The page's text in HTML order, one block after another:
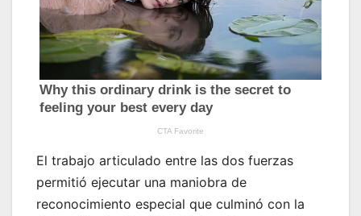
El trabajo articulado entre las dos fuerzas
permitió ejecutar una maniobra de
reconocimiento especial que culminó con la